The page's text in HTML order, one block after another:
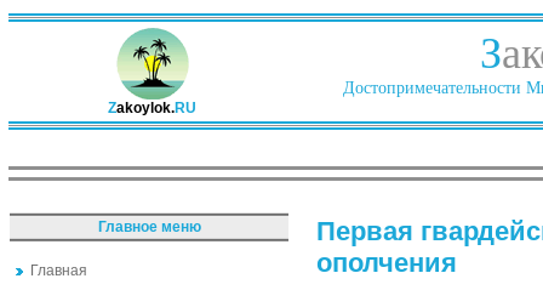
Zakoylok.RU
З
Достопримечательности
Главное меню
Главная
Первая
ополчения